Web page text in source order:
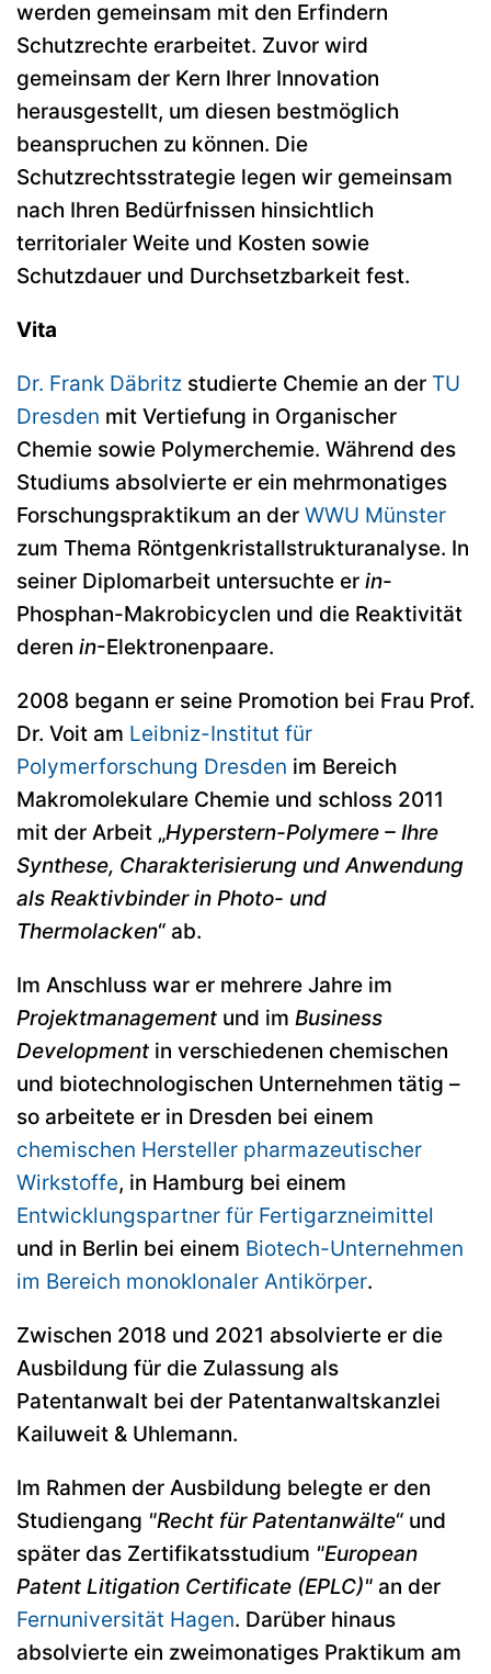
werden gemeinsam mit den Erfindern
Schutzrechte erarbeitet. Zuvor wird
gemeinsam der Kern Ihrer Innovation
herausgestellt, um diesen bestmöglich
beanspruchen zu können. Die
Schutzrechtsstrategie legen wir gemeinsam
nach Ihren Bedürfnissen hinsichtlich
territorialer Weite und Kosten sowie
Schutzdauer und Durchsetzbarkeit fest.
Vita
Dr. Frank Däbritz studierte Chemie an der TU
Dresden mit Vertiefung in Organischer
Chemie sowie Polymerchemie. Während des
Studiums absolvierte er ein mehrmonatiges
Forschungspraktikum an der WWU Münster
zum Thema Röntgenkristallstrukturanalyse. In
seiner Diplomarbeit untersuchte er in-
Phosphan-Makrobicyclen und die Reaktivität
deren in-Elektronenpaare.
2008 begann er seine Promotion bei Frau Prof.
Dr. Voit am Leibniz-Institut für
Polymerforschung Dresden im Bereich
Makromolekulare Chemie und schloss 2011
mit der Arbeit „Hyperstern-Polymere – Ihre
Synthese, Charakterisierung und Anwendung
als Reaktivbinder in Photo- und
Thermolacken“ ab.
Im Anschluss war er mehrere Jahre im
Projektmanagement und im Business
Development in verschiedenen chemischen
und biotechnologischen Unternehmen tätig –
so arbeitete er in Dresden bei einem
chemischen Hersteller pharmazeutischer
Wirkstoffe, in Hamburg bei einem
Entwicklungspartner für Fertigarzneimittel
und in Berlin bei einem Biotech-Unternehmen
im Bereich monoklonaler Antikörper.
Zwischen 2018 und 2021 absolvierte er die
Ausbildung für die Zulassung als
Patentanwalt bei der Patentanwaltskanzlei
Kailuweit & Uhlemann.
Im Rahmen der Ausbildung belegte er den
Studiengang "Recht für Patentanwälte“ und
später das Zertifikatsstudium "European
Patent Litigation Certificate (EPLC)" an der
Fernuniversität Hagen. Darüber hinaus
absolvierte ein zweimonatiges Praktikum am